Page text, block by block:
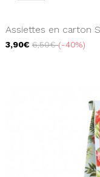
Assiettes en carton
3,90€ 6,50€ -40%